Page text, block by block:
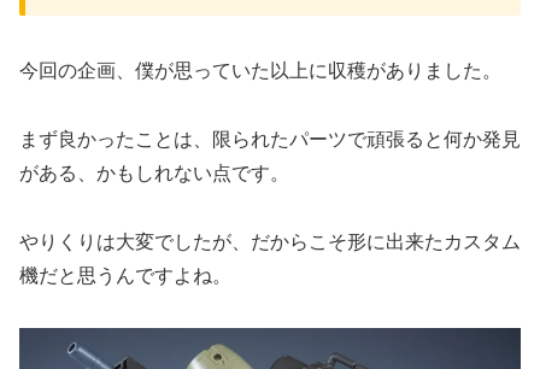
今回の企画、僕が思っていた以上に収穫がありました。
まず良かったことは、限られたパーツで頑張ると何か発見
がある、かもしれない点です。
やりくりは大変でしたが、だからこそ形に出来たカスタム
機だと思うんですよね。